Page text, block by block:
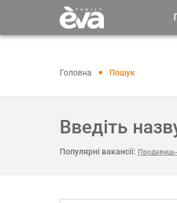
Головна Пошук
Введіть
Популярні вакансії: